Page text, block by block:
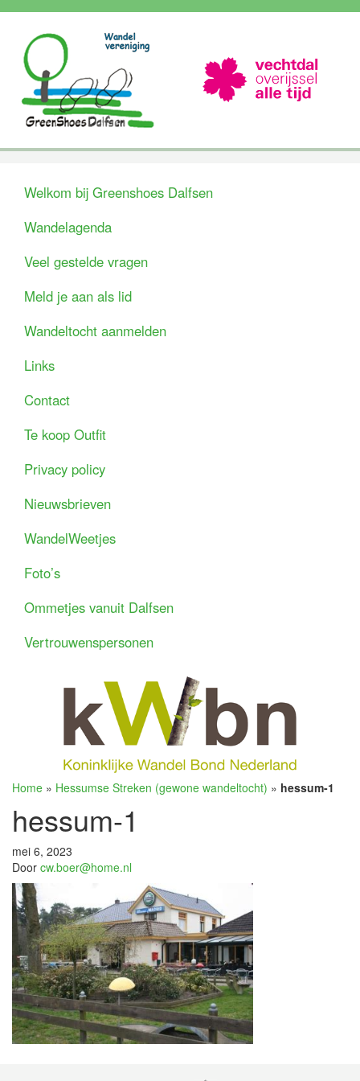
Welkom bij Greenshoes Dalfsen
Wandelagenda
Veel gestelde vragen
Meld je aan als lid
Wandeltocht aanmelden
Links
Contact
Te koop Outfit
Privacy policy
Nieuwsbrieven
WandelWeetjes
Foto’s
Ommetjes vanuit Dalfsen
Vertrouwenspersonen
Home » Hessumse Streken (gewone wandeltocht) » hessum-1
hessum-1
mei 6, 2023
Door cw.boer@home.nl